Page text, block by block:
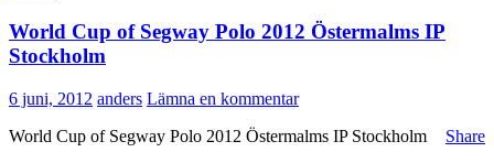
World Cup of Segway Polo 2012 Östermalms IP
Stockholm
6 juni, 2012 anders Lämna en kommentar
Share
World Cup of Segway Polo 2012 Östermalms IP Stockholm